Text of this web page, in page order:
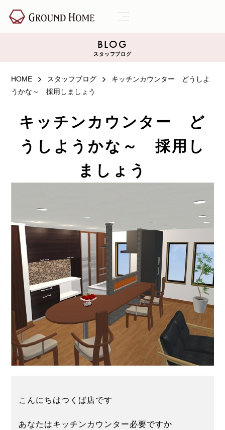
BLOG
スタッフブログ
HOME スタッフブログ
キッチンカウンター どうしよ
うかな～ 採用しましょう
キッチンカウンター ど
うしようかな～ 採用し
ましょう
こんにちはつくば店です
あなたはキッチンカウンター必要ですか